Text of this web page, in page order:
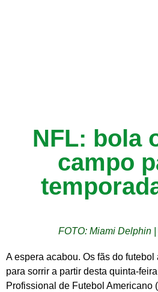
NFL: bola
campo
FOTO: Miami Delphin
A espera acabou. Os fãs do
para sorrir a partir desta quinta-
Profissional de Futebol Americano